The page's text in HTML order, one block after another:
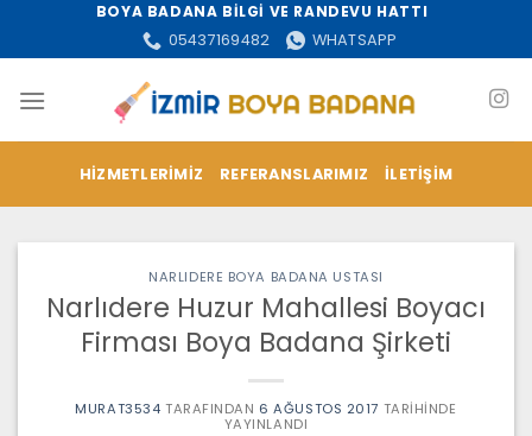
BOYA BADANA BİLGİ VE RANDEVU HATTI
05437169482
WHATSAPP
HIZMETLERIMIZ REFERANSLARIMIZ İLETIŞIM
NARLIDERE BOYA BADANA USTASI
Narlıdere Huzur Mahallesi Boyacı
Firması Boya Badana Şirketi
MURAT3534 TARAFINDAN 6 AĞUSTOS 2017 TARIHINDE
YAYINLANDI